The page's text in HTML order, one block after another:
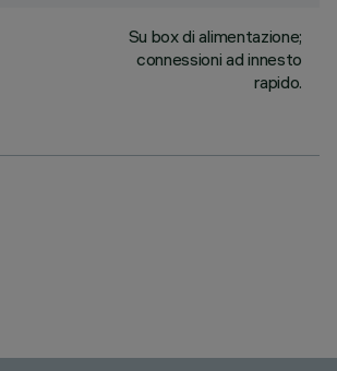
Su box di alimentazione;
connessioni ad innesto
rapido.